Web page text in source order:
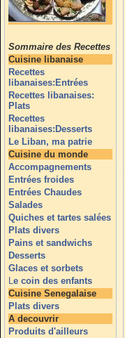
Sommaire des Recettes
Cuisine libanaise
Recettes
libanaises:Entrées
Recettes libanaises:
Plats
Recettes
libanaises:Desserts
Le Liban, ma patrie
Cuisine du monde
Accompagnements
Entrées froides
Entrées Chaudes
Salades
Quiches et tartes salées
Plats divers
Pains et sandwichs
Desserts
Glaces et sorbets
Le coin des enfants
Cuisine Senegalaise
Plats divers
A decouvrir
Produits d'ailleurs